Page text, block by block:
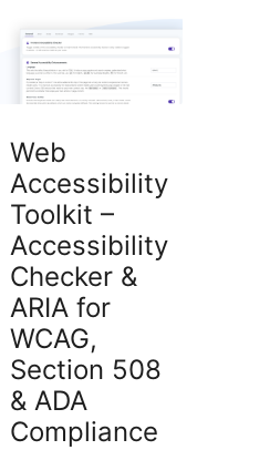
Web
Accessibility
Toolkit –
Accessibility
Checker &
ARIA for
WCAG,
Section 508
& ADA
Compliance